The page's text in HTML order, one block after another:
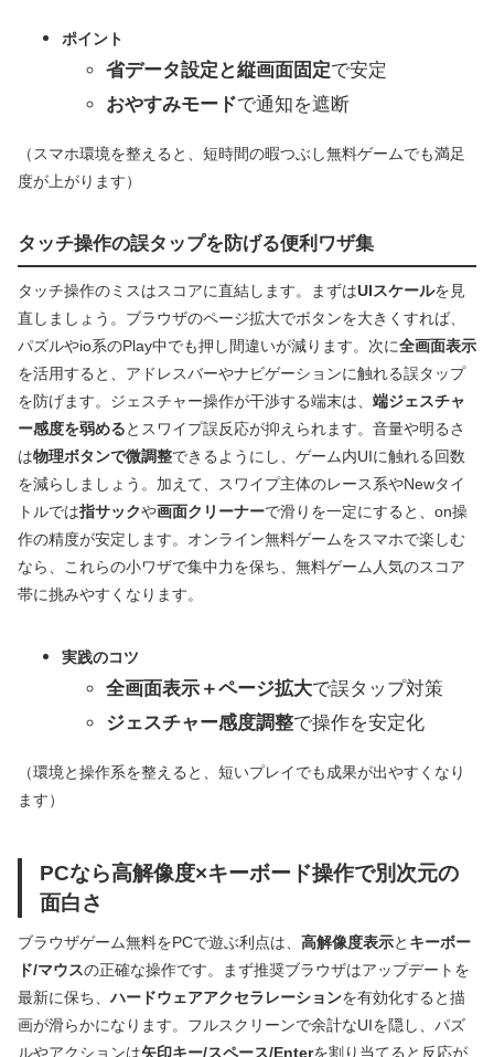
ポイント
省データ設定と縦画面固定で安定
おやすみモードで通知を遮断
（スマホ環境を整えると、短時間の暇つぶし無料ゲームでも満足
度が上がります）
タッチ操作の誤タップを防げる便利ワザ集
タッチ操作のミスはスコアに直結します。まずはUIスケールを見
直しましょう。ブラウザのページ拡大でボタンを大きくすれば、
パズルやio系のPlay中でも押し間違いが減ります。次に全画面表示
を活用すると、アドレスバーやナビゲーションに触れる誤タップ
を防げます。ジェスチャー操作が干渉する端末は、 端ジェスチャ
ー感度を弱めるとスワイプ誤反応が抑えられます。音量や明るさ
は物理ボタンで微調整できるようにし、ゲーム内UIに触れる回数
を減らしましょう。加えて、スワイプ主体のレース系やNewタイ
トルでは指サックや画面クリーナーで滑りを一定にすると、on操
作の精度が安定します。オンライン無料ゲームをスマホで楽しむ
なら、これらの小ワザで集中力を保ち、無料ゲーム人気のスコア
帯に挑みやすくなります。
実践のコツ
全画面表示＋ページ拡大で誤タップ対策
ジェスチャー感度調整で操作を安定化
（環境と操作系を整えると、短いプレイでも成果が出やすくなり
ます）
PCなら高解像度×キーボード操作で別次元の
面白さ
ブラウザゲーム無料をPCで遊ぶ利点は、 高解像度表示と キーボー
ド/マウスの正確な操作です。まず推奨ブラウザはアップデートを
最新に保ち、ハードウェアアクセラレーションを有効化すると描
画が滑らかになります。フルスクリーンで余計なUIを隠し、パズ
ルやアクションは矢印キー/スペース/Enterを割り当てると反応が